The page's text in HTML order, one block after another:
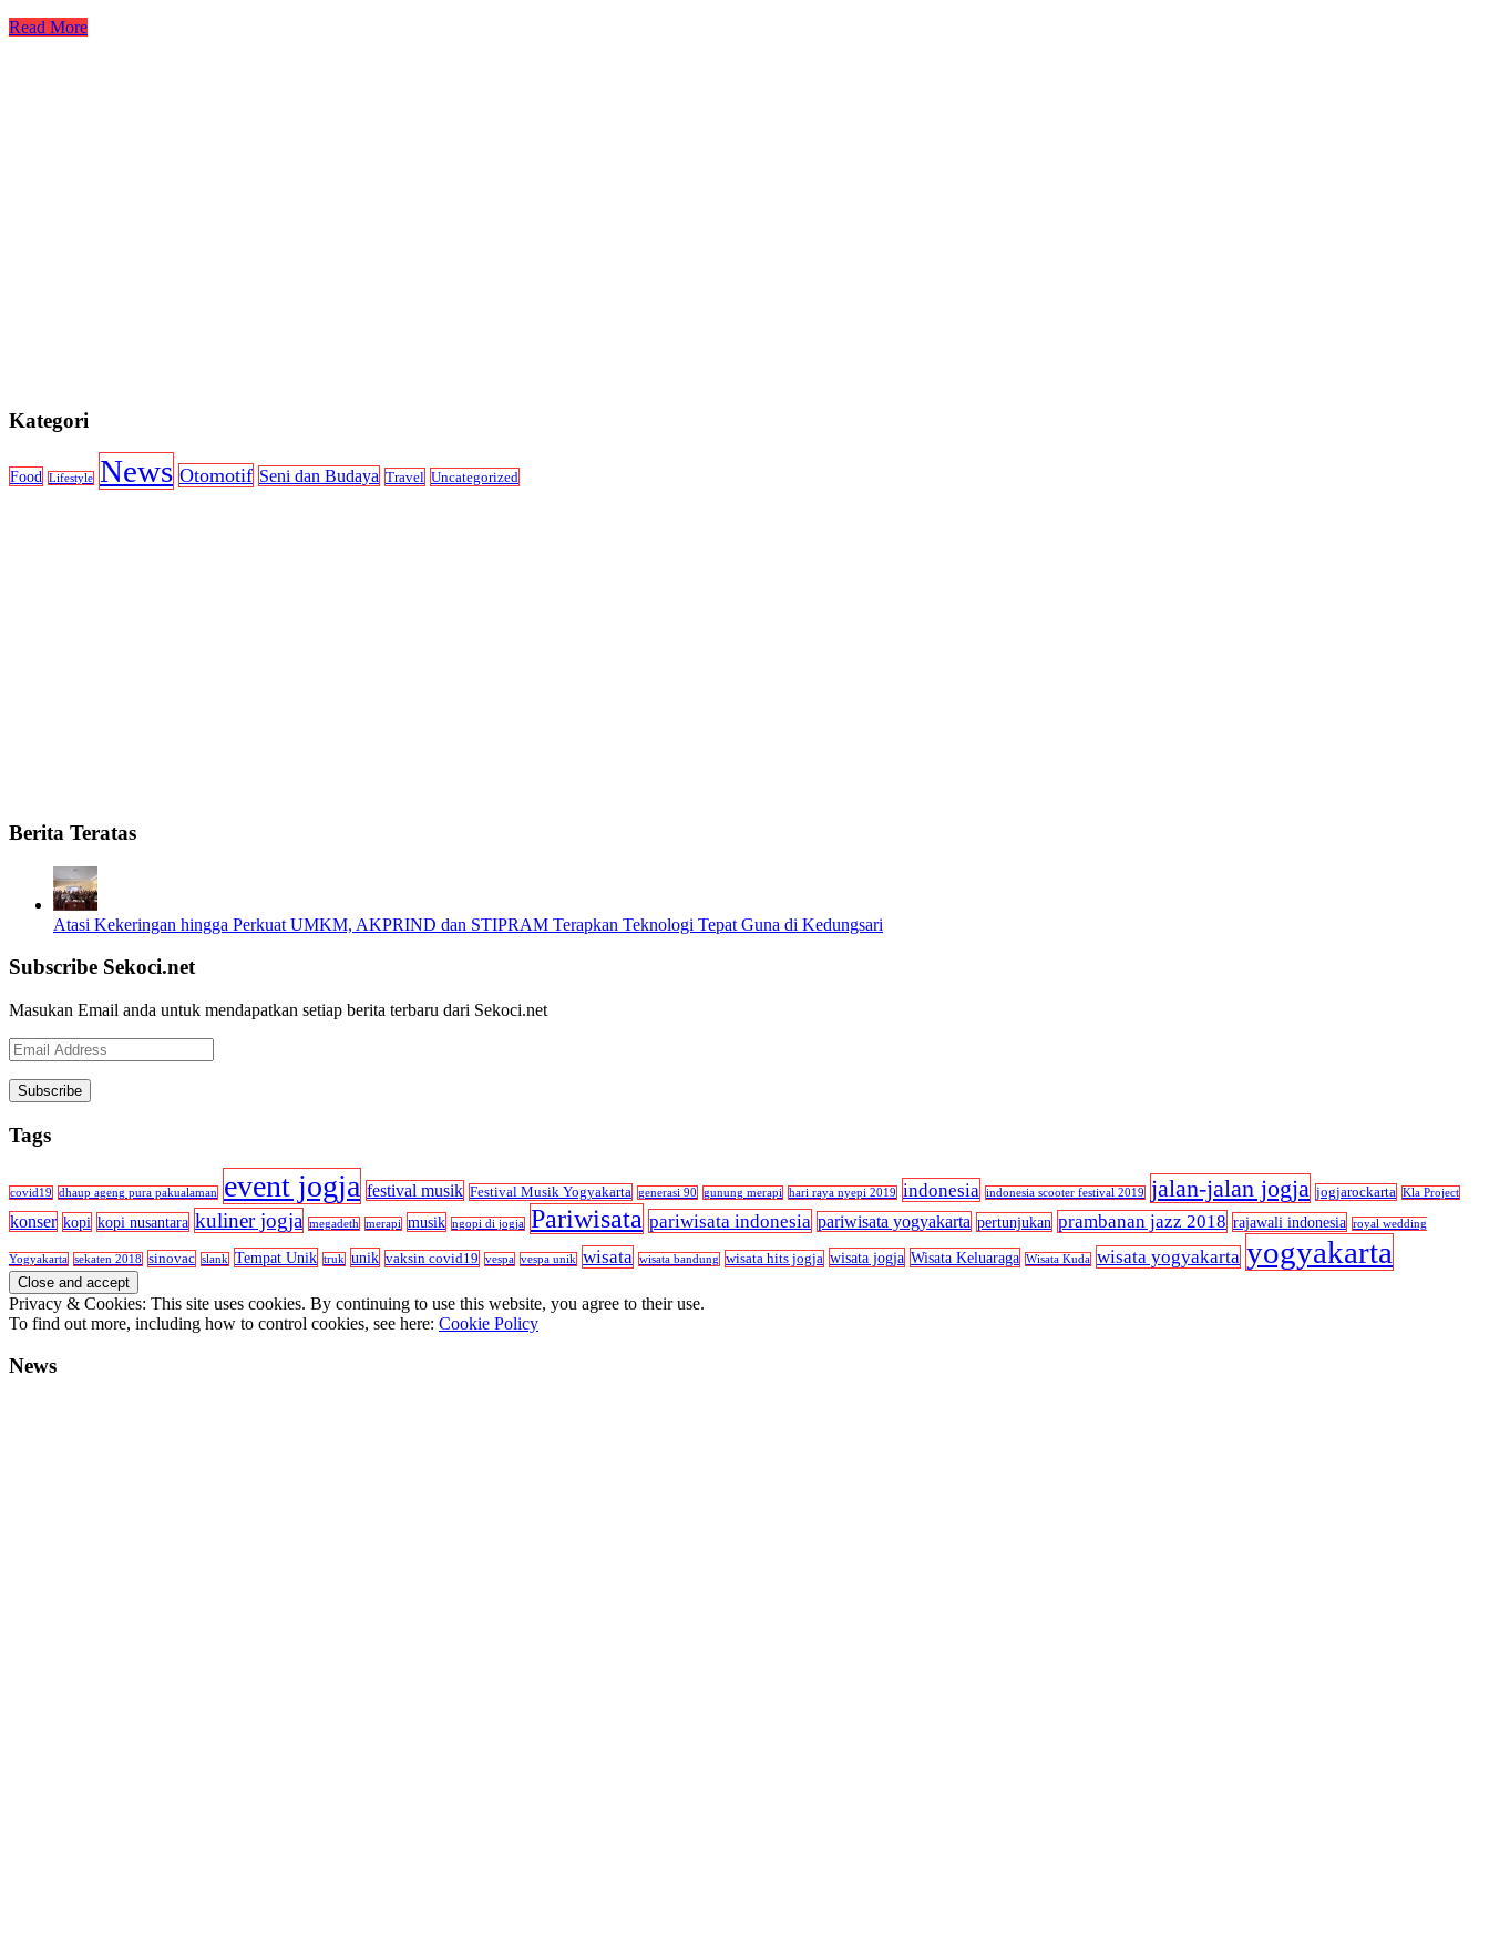
Read More
Kategori
Food Lifestyle News Otomotif Seni dan Budaya Travel Uncategorized
Berita Teratas
Atasi Kekeringan hingga Perkuat UMKM, AKPRIND dan STIPRAM Terapkan Teknologi Tepat Guna di Kedungsari
Subscribe Sekoci.net
Masukan Email anda untuk mendapatkan setiap berita terbaru dari Sekoci.net
Email
Address
Tags
covid19 dhaup ageng pura pakualaman event jogja festival musik Festival Musik Yogyakarta generasi 90 gunung merapi hari raya nyepi 2019 indonesia indonesia scooter festival 2019 jalan-jalan jogja jogjarockarta Kla Project
konser kopi kopi nusantara kuliner jogja megadeth merapi musik ngopi di jogja Pariwisata pariwisata indonesia pariwisata yogyakarta pertunjukan prambanan jazz 2018 rajawali indonesia royal wedding
Yogyakarta sekaten 2018 sinovac slank Tempat Unik truk unik vaksin covid19 vespa vespa unik wisata wisata bandung wisata hits jogja wisata jogja Wisata Keluaraga Wisata Kuda wisata yogyakarta yogyakarta
Privacy & Cookies: This site uses cookies. By continuing to use this website, you agree to their use.
To find out more, including how to control cookies, see here: Cookie Policy
News